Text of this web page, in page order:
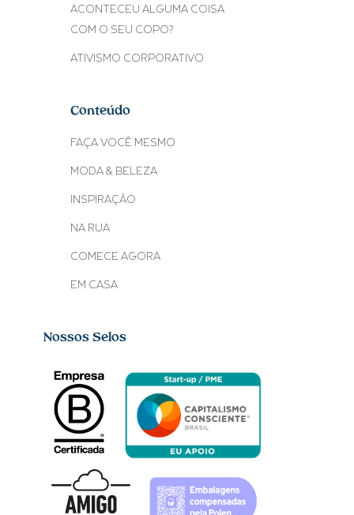
ACONTECEU ALGUMA COISA
COM O SEU COPO?
ATIVISMO CORPORATIVO
Conteúdo
FAÇA VOCÊ MESMO
MODA & BELEZA
INSPIRAÇÃO
NA RUA
COMECE AGORA
EM CASA
Nossos Selos